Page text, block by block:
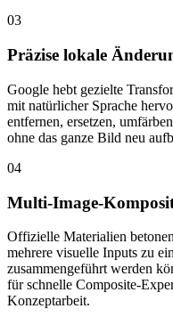
03
Präzise lokale
Google hebt gezielte
mit natürlicher Sprache
entfernen, ersetzen,
ohne das ganze Bild neu
04
Multi-Image-
Offizielle Materialien
mehrere visuelle Inputs zu
zusammengeführt werden
für schnelle Composite-
Konzeptarbeit.